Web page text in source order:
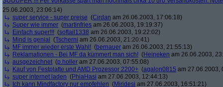
25.06.2003, 23:06:14)
super service - super preise (Cirdan am 26.06.2003, 17:06:18)
Super wie immer (martinfries am 26.06.2003, 19:19:37)
Einfach super!!! (softail1338 am 26.06.2003, 19:22:02)
Mind is genial
(Tscherni am 26.06.2003, 21:20:41)
MF immer wieder erste Wahl! (bernauer am 26.06.2003, 21:55:13)
Reklamationen - Bei MF da kümmert man sich! (Heineken am 26.06.2003,
ausgezeichnet (p.holler am 27.06.2003, 07:55:08)
Kauf von Festplatte und AMD Prozessor 2200+ (agalon0815 am 27.06.2003,
super internet laden (PhiaHasi am 27.06.2003, 12:44:13)
Ich kann Mindfactory nur empfehlen (Miridesi am 27.06.2003, 16:51:21)